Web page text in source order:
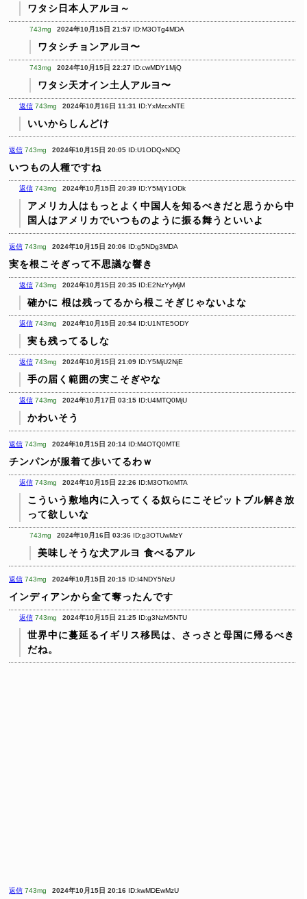
ワタシ日本人アルヨ～
743mg 2024年10月15日 21:57 ID:M3OTg4MDA
ワタシチョンアルヨ〜
743mg 2024年10月15日 22:27 ID:cwMDY1MjQ
ワタシ天才イン土人アルヨ〜
返信 743mg 2024年10月16日 11:31 ID:YxMzcxNTE
いいからしんどけ
返信 743mg 2024年10月15日 20:05 ID:U1ODQxNDQ
いつもの人種ですね
返信 743mg 2024年10月15日 20:39 ID:Y5MjY1ODk
アメリカ人はもっとよく中国人を知るべきだと思うから中
国人はアメリカでいつものように振る舞うといいよ
返信 743mg 2024年10月15日 20:06 ID:g5NDg3MDA
実を根こそぎって不思議な響き
返信 743mg 2024年10月15日 20:35 ID:E2NzYyMjM
確かに 根は残ってるから根こそぎじゃないよな
返信 743mg 2024年10月15日 20:54 ID:U1NTE5ODY
実も残ってるしな
返信 743mg 2024年10月15日 21:09 ID:Y5MjU2NjE
手の届く範囲の実こそぎやな
返信 743mg 2024年10月17日 03:15 ID:U4MTQ0MjU
かわいそう
返信 743mg 2024年10月15日 20:14 ID:M4OTQ0MTE
チンパンが服着て歩いてるわｗ
返信 743mg 2024年10月15日 22:26 ID:M3OTk0MTA
こういう敷地内に入ってくる奴らにこそピットブル解き放
って欲しいな
743mg 2024年10月16日 03:36 ID:g3OTUwMzY
美味しそうな犬アルヨ 食べるアル
返信 743mg 2024年10月15日 20:15 ID:I4NDY5NzU
インディアンから全て奪ったんです
返信 743mg 2024年10月15日 21:25 ID:g3NzM5NTU
世界中に蔓延るイギリス移民は、さっさと母国に帰るべき
だね。
返信 743mg 2024年10月15日 20:16 ID:kwMDEwMzU